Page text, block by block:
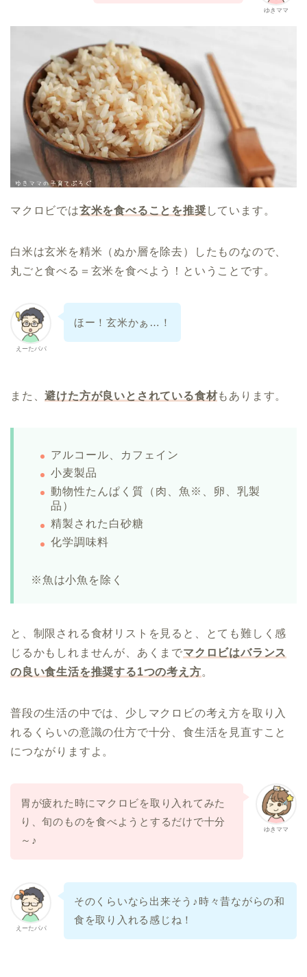
ゆきママ
マクロビでは玄米を食べることを推奨 しています。
白米は玄米を精米（ぬか層を除去）したものなので、
丸ごと食べる＝玄米を食べよう！ということです。
えーたパパ
ほー！玄米かぁ…！
また、避けた方が良いとされている食材もあります。
アルコール、カフェイン
小麦製品
動物性たんぱく質（肉、魚※、卵、乳製
品）
精製された白砂糖
化学調味料
※魚は小魚を除く
と、制限される食材リストを見ると、とても難しく感
じるかもしれませんが、あくまでマクロビはバランス
の良い食生活を推奨する1つの考え方。
普段の生活の中では、少しマクロビの考え方を取り入
れるくらいの意識の仕方で十分、食生活を見直すこと
につながりますよ。
ゆきママ
胃が疲れた時にマクロビを取り入れてみた
り、旬のものを食べようとするだけで十分
～♪
えーたパパ
そのくらいなら出来そう♪時々昔ながらの和
食を取り入れる感じね！